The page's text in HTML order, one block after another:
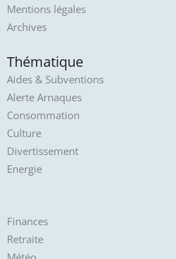
Mentions légales
Archives
Thématique
Aides & Subventions
Alerte Arnaques
Consommation
Culture
Divertissement
Energie
Finances
Retraite